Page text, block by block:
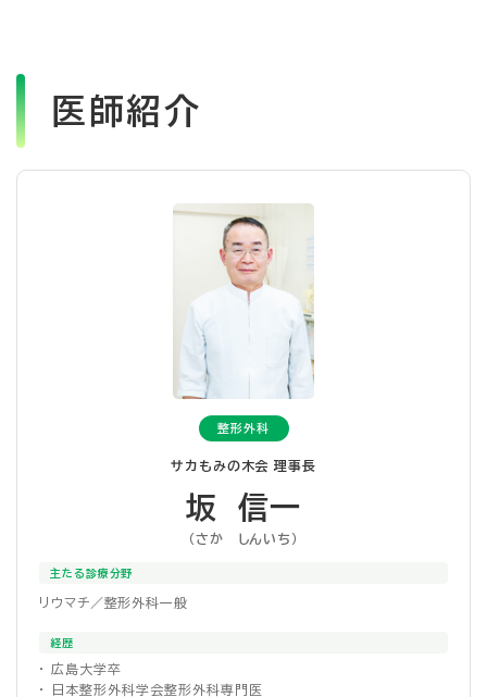
医師紹介
整形外科
サカもみの木会 理事長
坂 信一
（さか しんいち）
主たる診療分野
リウマチ／整形外科一般
経歴
・ 広島大学卒
・ 日本整形外科学会整形外科専門医